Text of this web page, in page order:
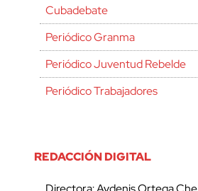
Cubadebate
Periódico Granma
Periódico Juventud Rebelde
Periódico Trabajadores
REDACCIÓN DIGITAL